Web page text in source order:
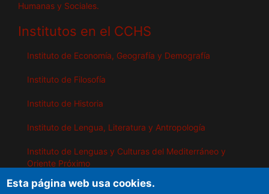
Humanas y Sociales.
Institutos en el CCHS
Instituto de Economía, Geografía y Demografía
Instituto de Filosofía
Instituto de Historia
Instituto de Lengua, Literatura y Antropología
Instituto de Lenguas y Culturas del Mediterráneo y
Oriente Próximo
Instituto de Políticas y Bienes Públicos
Esta página web usa cookies.